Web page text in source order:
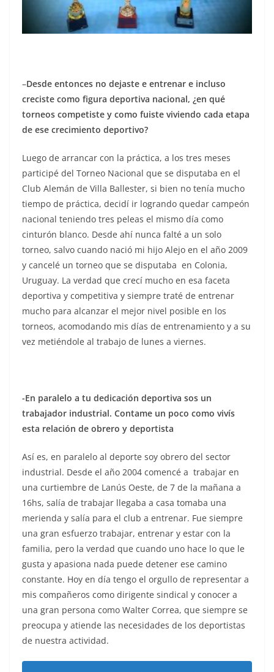
–Desde entonces no dejaste e entrenar e incluso
creciste como figura deportiva nacional, ¿en qué
torneos competiste y como fuiste viviendo cada etapa
de ese crecimiento deportivo?
Luego de arrancar con la práctica, a los tres meses
participé del Torneo Nacional que se disputaba en el
Club Alemán de Villa Ballester, si bien no tenía mucho
tiempo de práctica, decidí ir logrando quedar campeón
nacional teniendo tres peleas el mismo día como
cinturón blanco. Desde ahí nunca falté a un solo
torneo, salvo cuando nació mi hijo Alejo en el año 2009
y cancelé un torneo que se disputaba en Colonia,
Uruguay. La verdad que crecí mucho en esa faceta
deportiva y competitiva y siempre traté de entrenar
mucho para alcanzar el mejor nivel posible en los
torneos, acomodando mis días de entrenamiento y a su
vez metiéndole al trabajo de lunes a viernes.
-En paralelo a tu dedicación deportiva sos un
trabajador industrial. Contame un poco como vivís
esta relación de obrero y deportista
Así es, en paralelo al deporte soy obrero del sector
industrial. Desde el año 2004 comencé a trabajar en
una curtiembre de Lanús Oeste, de 7 de la mañana a
16hs, salía de trabajar llegaba a casa tomaba una
merienda y salía para el club a entrenar. Fue siempre
una gran esfuerzo trabajar, entrenar y estar con la
familia, pero la verdad que cuando uno hace lo que le
gusta y apasiona nada puede detener ese camino
constante. Hoy en día tengo el orgullo de representar a
mis compañeros como dirigente sindical y conocer a
una gran persona como Walter Correa, que siempre se
preocupa y atiende las necesidades de los deportistas
de nuestra actividad.